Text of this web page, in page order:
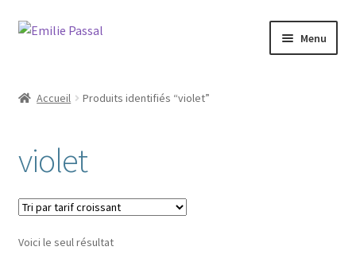
Aller
navigation
Aller
Menu
Blog
La ménagerie
Cours et stages
Accueil Produits identifiés “violet”
violet
Voici le seul résultat